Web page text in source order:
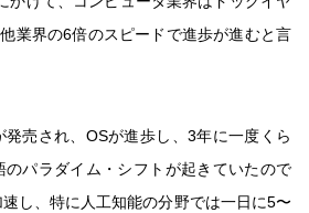
業界の6倍のスピードで進歩が進むと言
売され、OSが進歩し、3年に一度くら
のパラダイム・シフトが起きていたので
し、特に人工知能の分野では一日に5〜